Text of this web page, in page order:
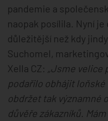
pandemie a
naopak posílila. Nyní
důležitější než kdy
Suchomel,
Xella CZ: „Jsme velice
podařilo obhájit
obdržet tak významné
důvěře zákazníků.